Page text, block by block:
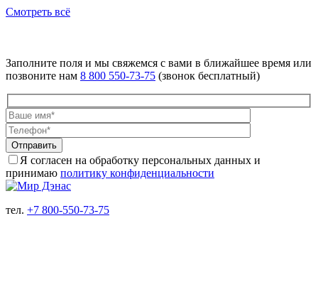
Смотреть всё
Заполните поля и мы свяжемся с вами в ближайшее время или
позвоните нам 8 800 550-73-75 (звонок бесплатный)
Отправить
Я согласен на обработку персональных данных и
принимаю политику конфиденциальности
тел. +7 800-550-73-75